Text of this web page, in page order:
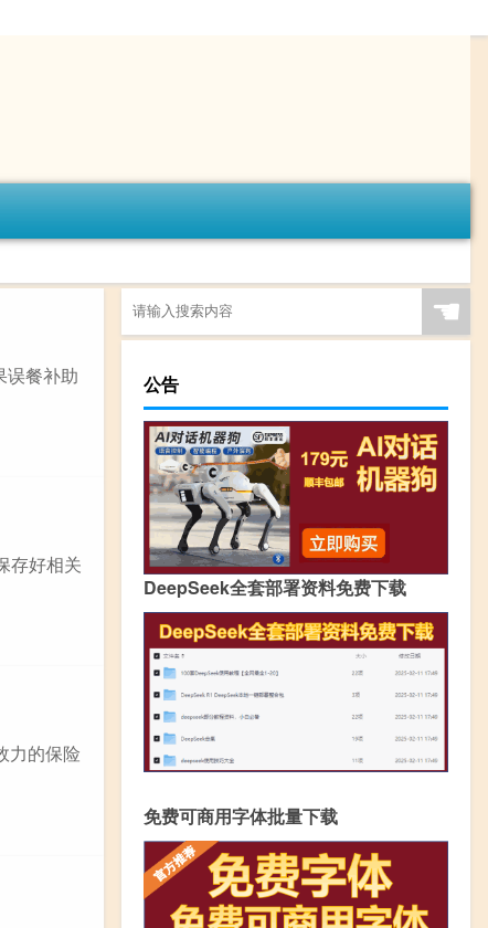
误餐补助
存好相关
力的保险
☚
公告
DeepSeek全套部署资料免费下载
免费可商用字体批量下载